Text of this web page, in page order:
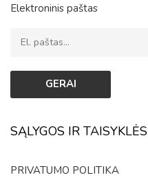
Elektroninis paštas
SĄLYGOS IR TAISYKLĖS
PRIVATUMO POLITIKA